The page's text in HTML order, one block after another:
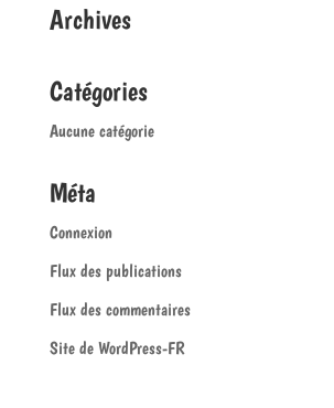
Archives
Catégories
Aucune catégorie
Méta
Connexion
Flux des publications
Flux des commentaires
Site de WordPress-FR